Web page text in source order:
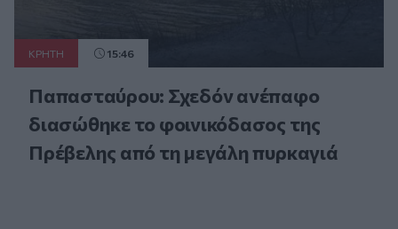
ΚΡΗΤΗ 15:46
Παπασταύρου: Σχεδόν ανέπαφο
διασώθηκε το φοινικόδασος της
Πρέβελης από τη μεγάλη πυρκαγιά